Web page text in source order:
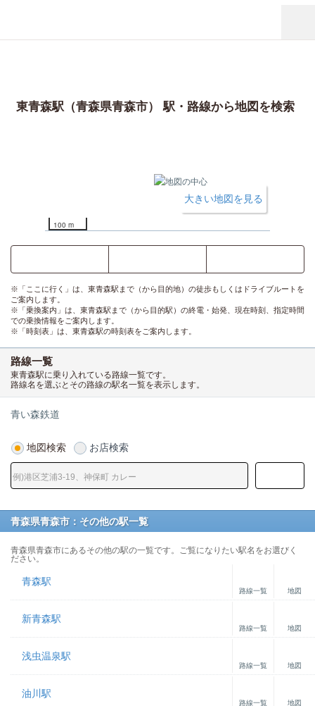
東青森駅（青森県青森市） 駅・路線から地図を検索
100 m
大きい地図を見る
※「ここに行く」は、東青森駅まで（から目的地）の徒歩もしくはドライブルートを
ご案内します。
※「乗換案内」は、東青森駅まで（から目的駅）の終電・始発、現在時刻、指定時間
での乗換情報をご案内します。
※「時刻表」は、東青森駅の時刻表をご案内します。
路線一覧
東青森駅に乗り入れている路線一覧です。
路線名を選ぶとその路線の駅名一覧を表示します。
青い森鉄道
地図検索 お店検索
青森県青森市：その他の駅一覧
青森県青森市にあるその他の駅の一覧です。ご覧になりたい駅名をお選びく
ださい。
青森駅
路線一覧 地図
新青森駅
路線一覧 地図
浅虫温泉駅
路線一覧 地図
油川駅
路線一覧 地図